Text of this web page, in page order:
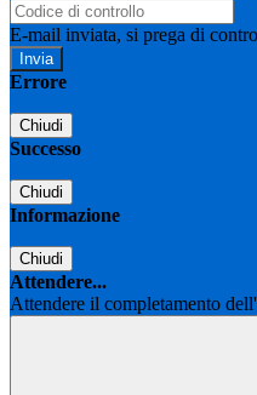
E-mail inviata, si prega di
Errore
Chiudi
Successo
Chiudi
Informazione
Chiudi
Attendere...
Attendere il completamento